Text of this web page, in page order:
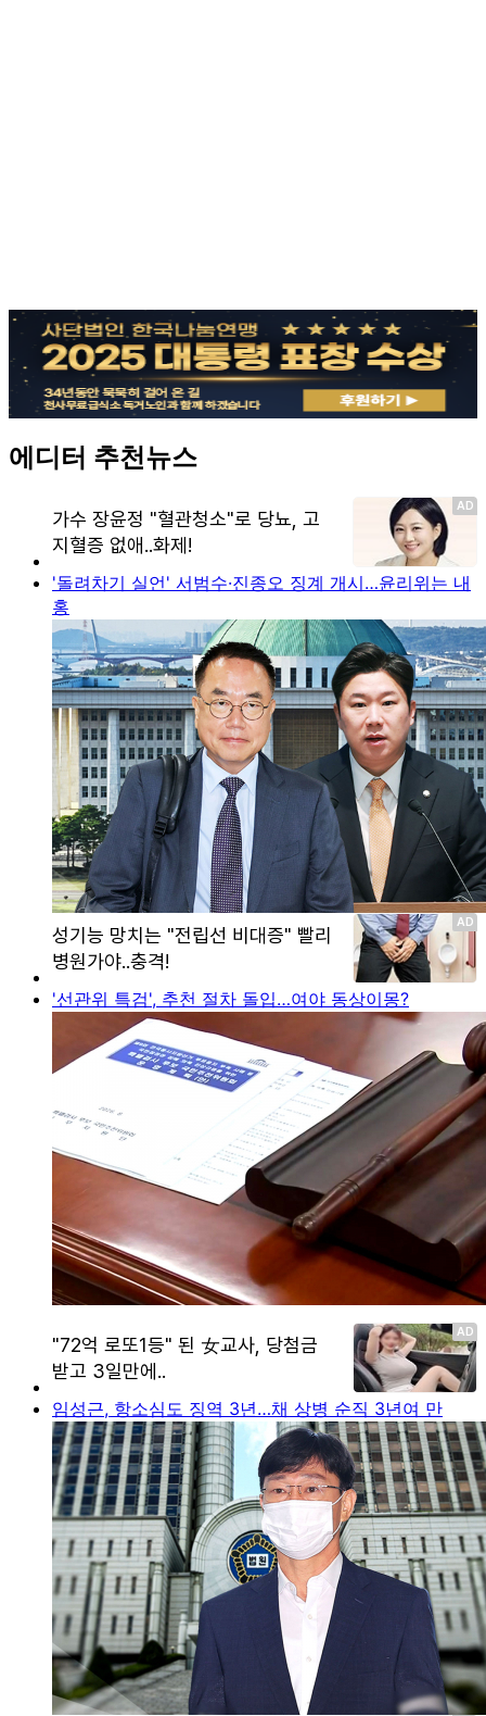
에디터 추천뉴스
'돌려차기 실언' 서범수·진종오 징계 개시…윤리위는 내
홍
'선관위 특검', 추천 절차 돌입…여야 동상이몽?
임성근, 항소심도 징역 3년…채 상병 순직 3년여 만